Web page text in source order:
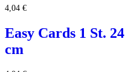
4,04 €
Easy Cards 1 St.
cm